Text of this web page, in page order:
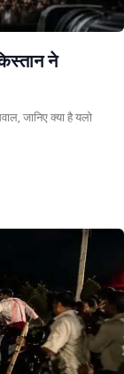
ने
जानिए क्या है यलो